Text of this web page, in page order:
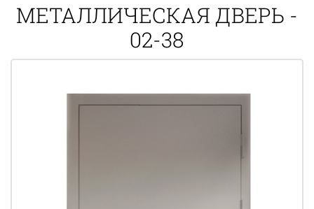
МЕТАЛЛИЧЕСКАЯ ДВЕРЬ -
02-38